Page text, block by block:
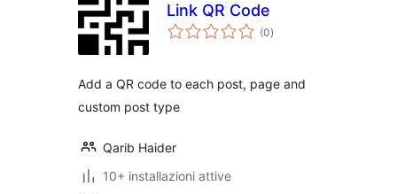
Link QR Code
(0valutazioni
totali
)
Add a QR code to each post, page and
custom post type
Qarib Haider
10+ installazioni attive